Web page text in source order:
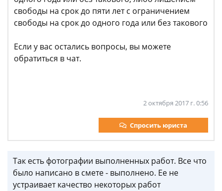
свободы на срок до пяти лет с ограничением
свободы на срок до одного года или без такового
Если у вас остались вопросы, вы можете
обратиться в чат.
2 октября 2017 г. 0:56
Спросить юриста
Так есть фотографии выполненных работ. Все что
было написано в смете - выполнено. Ее не
устраивает качество некоторых работ